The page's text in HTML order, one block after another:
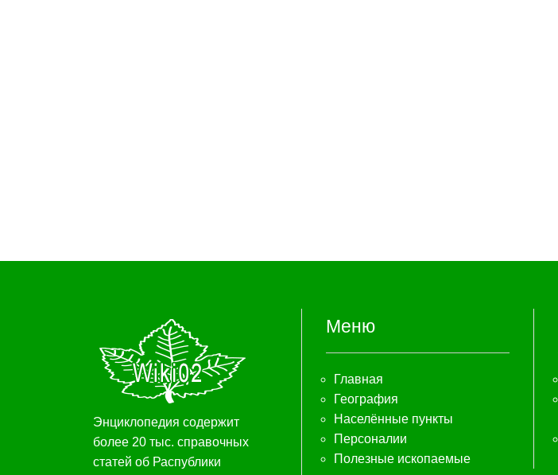
Энциклопедия содержит
более 20 тыс. справочных
статей об Распублики
Меню
Главная
География
Населённые пункты
Персоналии
Полезные ископаемые